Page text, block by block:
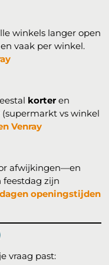
winkels langer open
en vaak per winkel.
korter en
vs winkel
Venray
afwijkingen—en
feestdag zijn
openingstijden
vraag past: